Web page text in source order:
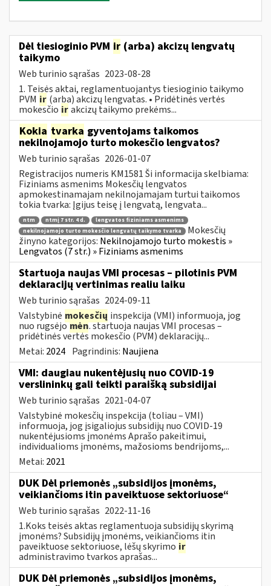
Dėl tiesioginio PVM ir (arba) akcizų lengvatų
taikymo
Web turinio sąrašas 2023-08-28
1. Teisės aktai, reglamentuojantys tiesioginio taikymo
PVM ir (arba) akcizų lengvatas. • Pridėtinės vertės
mokesčio irakcizų taikymo prekėms...
Kokia tvarka gyventojams taikomos
nekilnojamojo turto mokesčio lengvatos?
Web turinio sąrašas 2026-01-07
Registracijos numeris KM1581 Ši informacija skelbiama:
Fiziniams asmenims Mokesčių lengvatos
apmokestinamajam nekilnojamajam turtui taikomos
tokia tvarka: Įgijus teisę į lengvatą, lengvata...
ntm ntmį 7 str. 4 d.
lengvatos fiziniams asmenims
nekilnojamojo turto mokesčio lengvatų taikymo tvarka
Mokesčių
žinyno kategorijos: Nekilnojamojo turto mokestis »
Lengvatos (7 str.) » Fiziniams asmenims
Startuoja naujas VMI procesas – pilotinis PVM
deklaracijų vertinimas realiu laiku
Web turinio sąrašas 2024-09-11
Valstybinė mokesčių inspekcija (VMI) informuoja, jog
nuo rugsėjomėn. startuoja naujas VMI procesas –
pridėtinės vertės mokesčio (PVM) deklaracijų...
Metai: 2024 Pagrindinis: Naujiena
VMI: daugiau nukentėjusių nuo COVID-19
verslininkų gali teikti paraišką subsidijai
Web turinio sąrašas 2021-04-07
Valstybinė mokesčių inspekcija (toliau – VMI)
informuoja, jog įsigaliojus subsidijų nuo COVID-19
nukentėjusioms įmonėms Aprašo pakeitimui,
individualioms įmonėms, mažosioms bendrijoms,...
Metai: 2021
DUK Dėl priemonės „subsidijos įmonėms,
veikiančioms itin paveiktuose sektoriuose“
Web turinio sąrašas 2022-11-16
1.Koks teisės aktas reglamentuoja subsidijų skyrimą
įmonėms? Subsidijų įmonėms, veikiančioms itin
paveiktuose sektoriuose, lėšų skyrimo ir
administravimo tvarkos aprašas...
DUK Dėl priemonės „subsidijos įmonėms,